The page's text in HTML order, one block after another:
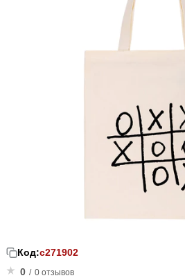
Код:с271902
0 / 0 отзывов